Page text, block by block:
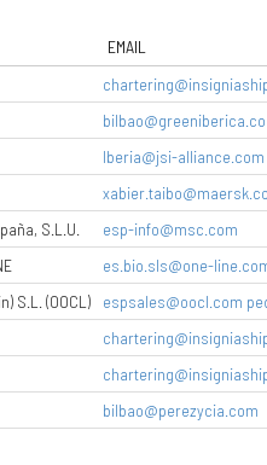
EMAIL
Iberia@jsi-alliance.com
S.L.U.
esp-info@msc.com
es.bio.sls@one-
S.L. (OOCL)
espsales@oocl.com
bilbao@perezycia.com